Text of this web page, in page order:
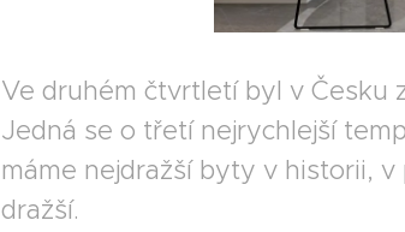
Ve druhém čtvrtletí byl v Česku
Jedná se o třetí nejrychlejší
máme nejdražší byty v historii,
dražší.